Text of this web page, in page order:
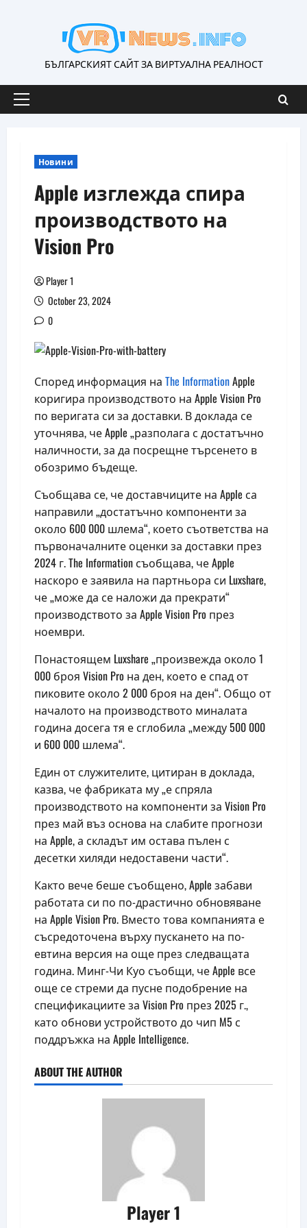
БЪЛГАРСКИЯТ САЙТ ЗА ВИРТУАЛНА РЕАЛНОСТ
Primary
Новини
Apple изглежда спира
производството на
Vision Pro
Player 1
October 23, 2024
0
Според информация на The InformationApple
коригира производството на Apple Vision Pro
по веригата си за доставки. В доклада се
уточнява, че Apple „разполага с достатъчно
наличности, за да посрещне търсенето в
обозримо бъдеще.
Съобщава се, че доставчиците на Apple са
направили „достатъчно компоненти за
около 600 000 шлема“, което съответства на
първоначалните оценки за доставки през
2024 г. The Information съобщава, че Apple
наскоро е заявила на партньора си Luxshare,
че „може да се наложи да прекрати“
производството за Apple Vision Pro през
ноември.
Понастоящем Luxshare „произвежда около 1
000 броя Vision Pro на ден, което е спад от
пиковите около 2 000 броя на ден“. Общо от
началото на производството миналата
година досега тя е сглобила „между 500 000
и 600 000 шлема“.
Един от служителите, цитиран в доклада,
казва, че фабриката му „е спряла
производството на компоненти за Vision Pro
през май въз основа на слабите прогнози
на Apple, а складът им остава пълен с
десетки хиляди недоставени части“.
Както вече беше съобщено, Apple забави
работата си по по-драстично обновяване
на Apple Vision Pro. Вместо това компанията е
съсредоточена върху пускането на по-
евтина версия на още през следващата
година. Минг-Чи Куо съобщи, че Apple все
още се стреми да пусне подобрение на
спецификациите за Vision Pro през 2025 г.,
като обнови устройството до чип M5 с
поддръжка на Apple Intelligence.
ABOUT THE AUTHOR
Player 1